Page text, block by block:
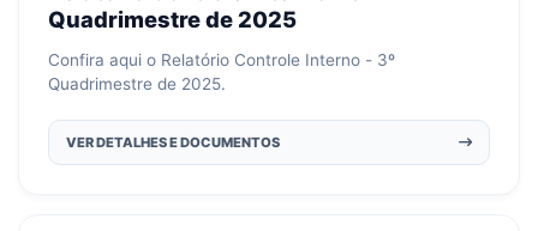
Quadrimestre de 2025
Confira aqui o Relatório Controle Interno - 3º
Quadrimestre de 2025.
VER DETALHES E DOCUMENTOS